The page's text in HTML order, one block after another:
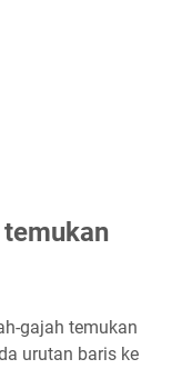
gajah temukan
urutan baris ke